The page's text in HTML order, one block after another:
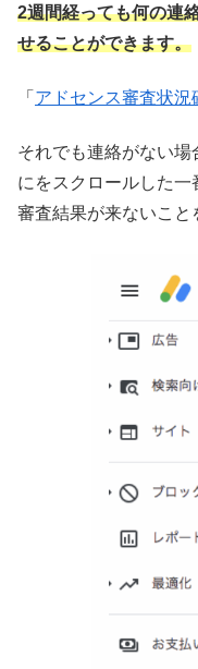
2週間経っても何の連
せることができます。
「 アドセンス審査状況
それでも連絡がない
にをスクロールした
審査結果が来ないこと